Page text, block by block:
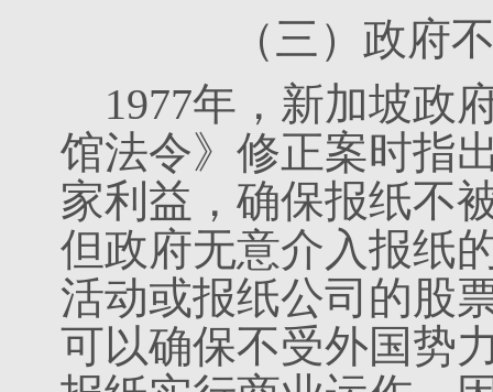
（三）政府
1977年，新加坡政
馆法令》修正案时指
家利益，确保报纸不
但政府无意介入报纸
活动或报纸公司的股
可以确保不受外国势